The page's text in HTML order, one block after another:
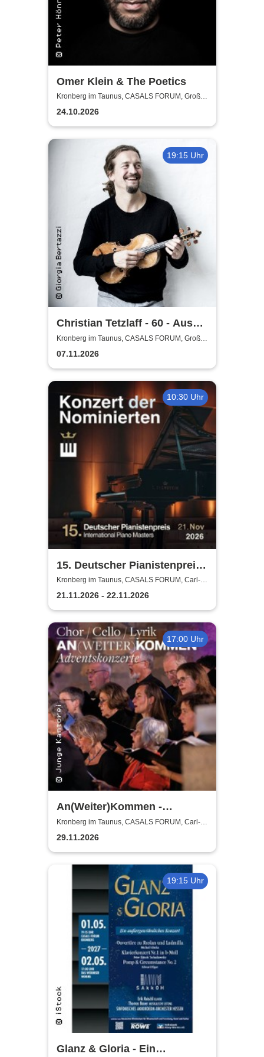
Omer Klein & The Poetics
Kronberg im Taunus, CASALS FORUM, Großer
Saal
24.10.2026
19:15 Uhr
Christian Tetzlaff - 60 - Aus
der Mitte
Kronberg im Taunus, CASALS FORUM, Großer
Saal
07.11.2026
10:30 Uhr
15. Deutscher Pianistenpreis |
International Piano Masters
Kronberg im Taunus, CASALS FORUM, Carl-
Bechtein Saal
21.11.2026 - 22.11.2026
17:00 Uhr
An(Weiter)Kommen -
Adventskonzert | Chor / Cello
/ Lyrik
Kronberg im Taunus, CASALS FORUM, Carl-
Bechtein Saal
29.11.2026
19:15 Uhr
Glanz & Gloria - Ein